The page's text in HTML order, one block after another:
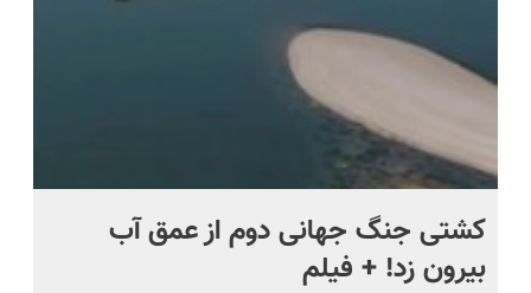
کشتی‌ جنگ جهانی دوم از عمق آب
بیرون زد! + فیلم